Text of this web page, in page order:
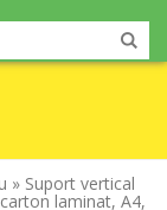
» Suport vertical
laminat, A4,